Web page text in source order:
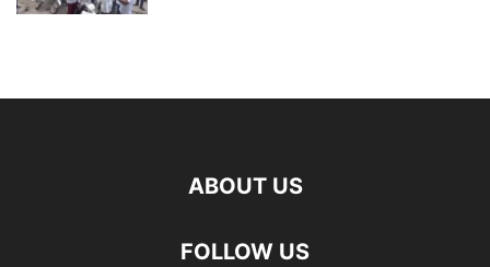
ABOUT US
FOLLOW US